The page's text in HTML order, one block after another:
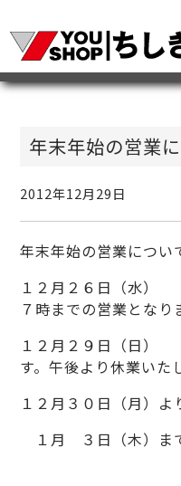
年末年始の営業
2012年12月29日
年末年始の営業につい
１２月２６日（水
７時までの営業となり
１２月２９日（日
す。午後より休業いた
１２月３０日（月）
１月 ３日（木）ま